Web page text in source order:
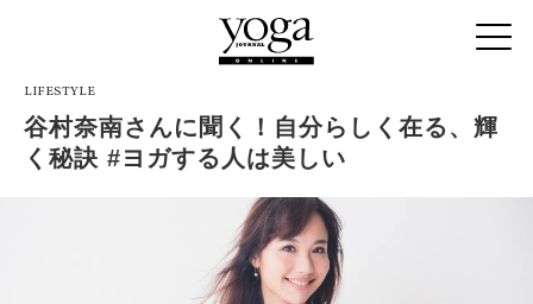
LIFESTYLE
谷村奈南さんに聞く！自分らしく在る、輝
く秘訣 #ヨガする人は美しい